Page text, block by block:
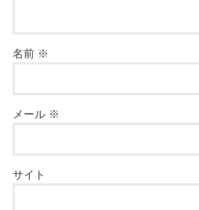
名前 ※
メール ※
サイト